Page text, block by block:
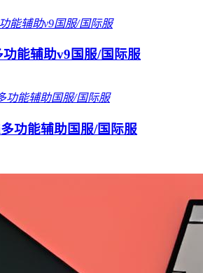
能辅助v9国服/国际服
功能辅助国服/国际服